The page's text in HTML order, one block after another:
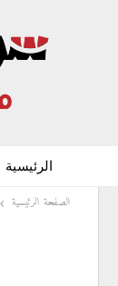
الرئيسية
الصفحة الرئيسية